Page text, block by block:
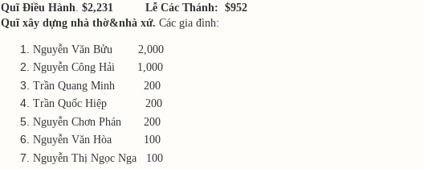
Quĩ Điều Hành $2,231 Lễ Các Thánh: $952
Quĩ xây dựng nhà thờ&nhà xứ. Các gia đình:
Nguyễn Văn Bửu 2,000
Nguyễn Công Hải 1,000
Trần Quang Minh 200
Trần Quốc Hiệp 200
Nguyễn Chơn Phán 200
Nguyễn Văn Hòa 100
Nguyễn Thị Ngọc Nga 100